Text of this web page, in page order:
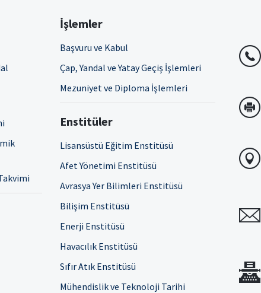
İşlemler
Başvuru ve Kabul
Çap, Yandal ve Yatay Geçiş İşlemleri
Mezuniyet ve Diploma İşlemleri
Enstitüler
Lisansüstü Eğitim Enstitüsü
Afet Yönetimi Enstitüsü
Avrasya Yer Bilimleri Enstitüsü
Bilişim Enstitüsü
Enerji Enstitüsü
Havacılık Enstitüsü
Sıfır Atık Enstitüsü
Mühendislik ve Teknoloji Tarihi